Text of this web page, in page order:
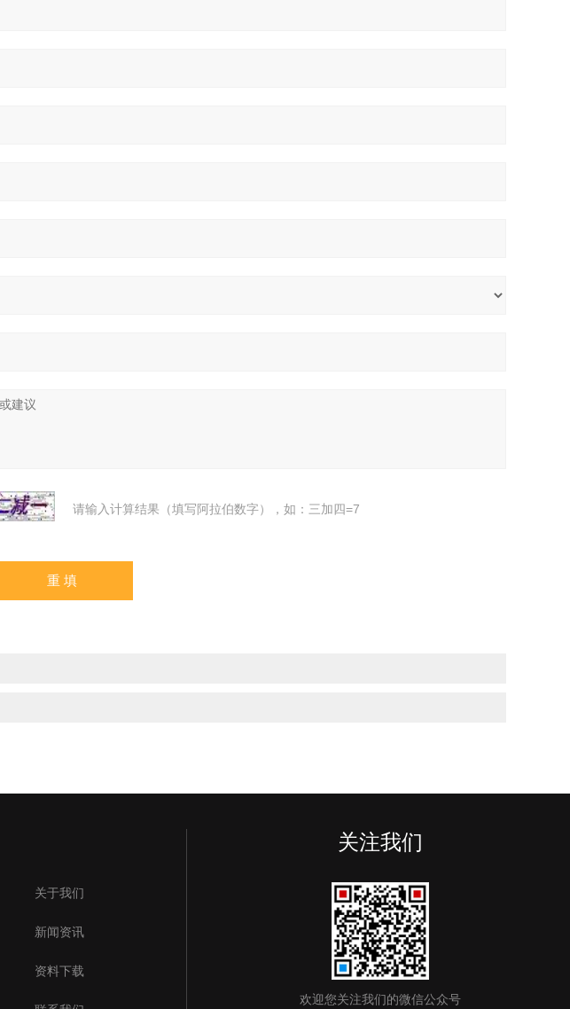
请输入计算结果（填写阿拉伯数字），如：三加四=7
关于我们
新闻资讯
资料下载
关注我们
欢迎您关注我们的微信公众号